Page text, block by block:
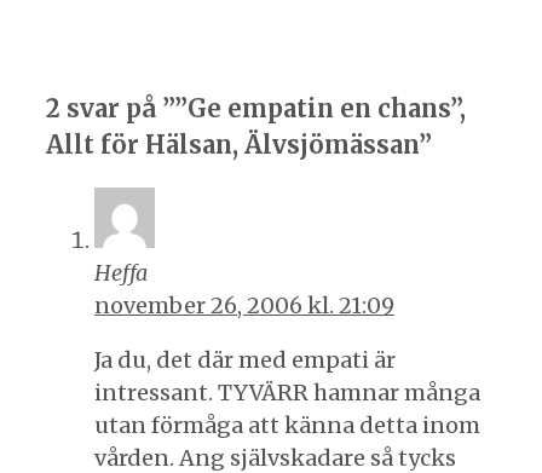
2 svar på ””Ge empatin en chans”,
Allt för Hälsan, Älvsjömässan”
Heffa
november 26, 2006 kl. 21:09
Ja du, det där med empati är
intressant. TYVÄRR hamnar många
utan förmåga att känna detta inom
vården. Ang självskadare så tycks